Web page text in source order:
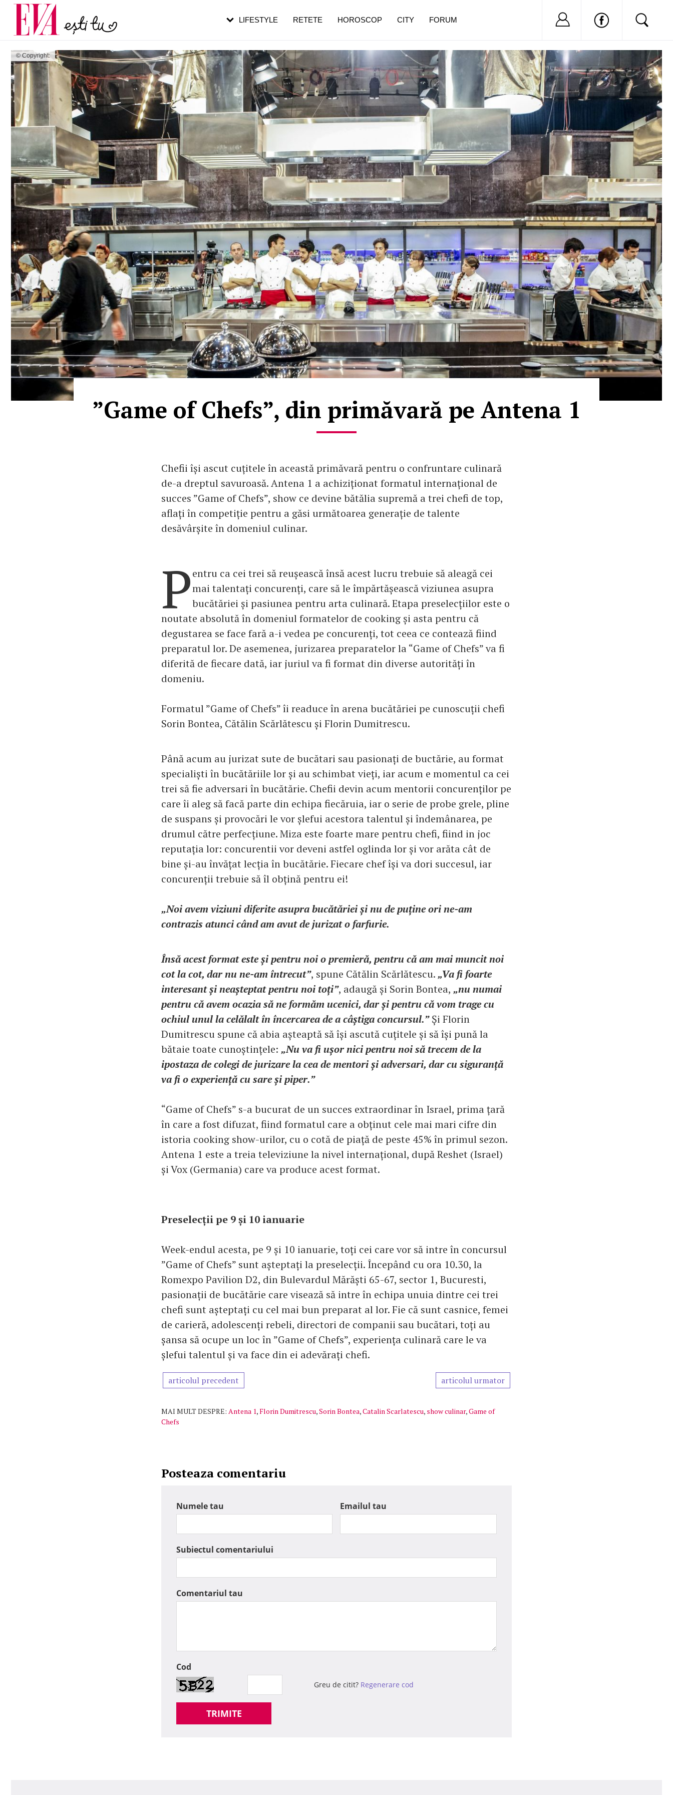
© Copyright:
”Game of Chefs”, din primăvară pe Antena 1
Chefii își ascut cuțitele în această primăvară pentru o confruntare culinară
de-a dreptul savuroasă. Antena 1 a achiziționat formatul internațional de
succes ”Game of Chefs”, show ce devine bătălia supremă a trei chefi de top,
aflați în competiție pentru a găsi următoarea generație de talente
desăvârșite în domeniul culinar.
Pentru ca cei trei să reușească însă acest lucru trebuie să aleagă cei
mai talentați concurenți, care să le împărtășească viziunea asupra
bucătăriei și pasiunea pentru arta culinară. Etapa preselecțiilor este o
noutate absolută în domeniul formatelor de cooking și asta pentru că
degustarea se face fară a-i vedea pe concurenți, tot ceea ce contează fiind
preparatul lor. De asemenea, jurizarea preparatelor la “Game of Chefs” va fi
diferită de fiecare dată, iar juriul va fi format din diverse autorități în
domeniu.
Formatul ”Game of Chefs” îi readuce în arena bucătăriei pe cunoscuții chefi
Sorin Bontea, Cătălin Scărlătescu și Florin Dumitrescu.
Până acum au jurizat sute de bucătari sau pasionați de buctărie, au format
specialiști în bucătăriile lor și au schimbat vieți, iar acum e momentul ca cei
trei să fie adversari în bucătărie. Chefii devin acum mentorii concurenților pe
care îi aleg să facă parte din echipa fiecăruia, iar o serie de probe grele, pline
de suspans și provocări le vor șlefui acestora talentul și îndemânarea, pe
drumul către perfecțiune. Miza este foarte mare pentru chefi, fiind in joc
reputația lor: concurentii vor deveni astfel oglinda lor și vor arăta cât de
bine și-au învățat lecția în bucătărie. Fiecare chef își va dori succesul, iar
concurenții trebuie să îl obțină pentru ei!
„Noi avem viziuni diferite asupra bucătăriei și nu de puține ori ne-am
contrazis atunci când am avut de jurizat o farfurie.
Însă acest format este și pentru noi o premieră, pentru că am mai muncit noi
cot la cot, dar nu ne-am întrecut”, spune Cătălin Scărlătescu.„Va fi foarte
interesant și neașteptat pentru noi toți”, adaugă și Sorin Bontea, „nu numai
pentru că avem ocazia să ne formăm ucenici, dar și pentru că vom trage cu
ochiul unul la celălalt în încercarea de a câștiga concursul.”Și Florin
Dumitrescu spune că abia așteaptă să își ascută cuțitele și să își pună la
bătaie toate cunoștințele: „Nu va fi ușor nici pentru noi să trecem de la
ipostaza de colegi de jurizare la cea de mentori și adversari, dar cu siguranță
va fi o experiență cu sare și piper.”
“Game of Chefs” s-a bucurat de un succes extraordinar în Israel, prima țară
în care a fost difuzat, fiind formatul care a obținut cele mai mari cifre din
istoria cooking show-urilor, cu o cotă de piață de peste 45% în primul sezon.
Antena 1 este a treia televiziune la nivel internațional, după Reshet (Israel)
și Vox (Germania) care va produce acest format.
Preselecții pe 9 și 10 ianuarie
Week-endul acesta, pe 9 și 10 ianuarie, toți cei care vor să intre în concursul
”Game of Chefs” sunt așteptați la preselecții. Începând cu ora 10.30, la
Romexpo Pavilion D2, din Bulevardul Mărăști 65-67, sector 1, Bucuresti,
pasionații de bucătărie care visează să intre în echipa unuia dintre cei trei
chefi sunt așteptați cu cel mai bun preparat al lor. Fie că sunt casnice, femei
de carieră, adolescenți rebeli, directori de companii sau bucătari, toți au
șansa să ocupe un loc în ”Game of Chefs”, experiența culinară care le va
șlefui talentul și va face din ei adevărați chefi.
articolul precedent articolul urmator
MAI MULT DESPRE: Antena 1,Florin Dumitrescu,Sorin Bontea,Catalin Scarlatescu, show culinar,Game of
Chefs
Posteaza comentariu
Numele tau Emailul tau
Subiectul comentariului
Comentariul tau
Cod
Greu de citit? Regenerare cod
TRIMITE
LIFESTYLE RETETE HOROSCOP CITY FORUM Nu ai cont?
Carieră
Actualitate
pe măsură ce înaintezi în vârstă
de dureroasă este investigația